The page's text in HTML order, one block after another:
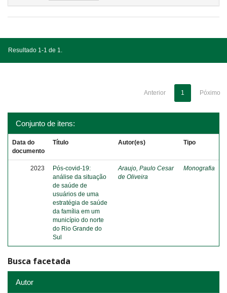
Resultado 1-1 de 1.
Anterior 1 Póximo
Conjunto de itens:
Data do
documento
Título Autor(es) Tipo
2023
Pós-covid-19:
análise da situação
de saúde de
usuários de uma
estratégia de saúde
da família em um
município do norte
do Rio Grande do
Sul
Araujo, Paulo Cesar
de Oliveira
Monografia
Busca facetada
Autor